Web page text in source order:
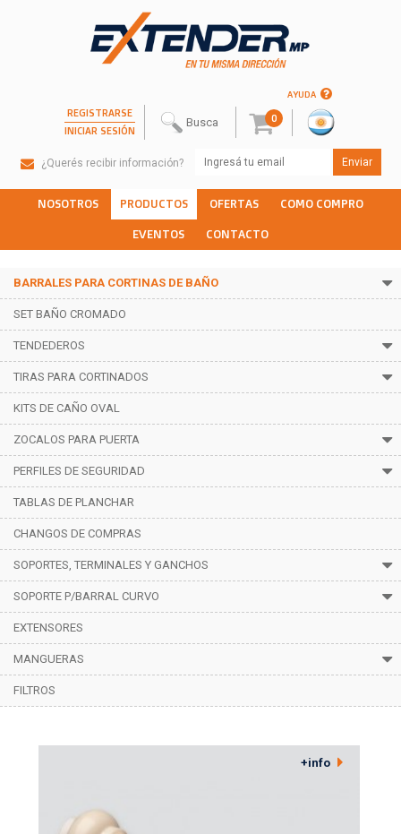
AYUDA
REGISTRARSE
INICIAR SESIÓN
0
¿Querés recibir información?
NOSOTROS PRODUCTOS OFERTAS COMO COMPRO
EVENTOS CONTACTO
BARRALES PARA CORTINAS DE BAÑO
SET BAÑO CROMADO
TENDEDEROS
TIRAS PARA CORTINADOS
KITS DE CAÑO OVAL
ZOCALOS PARA PUERTA
PERFILES DE SEGURIDAD
TABLAS DE PLANCHAR
CHANGOS DE COMPRAS
SOPORTES, TERMINALES Y GANCHOS
SOPORTE P/BARRAL CURVO
EXTENSORES
MANGUERAS
FILTROS
+info